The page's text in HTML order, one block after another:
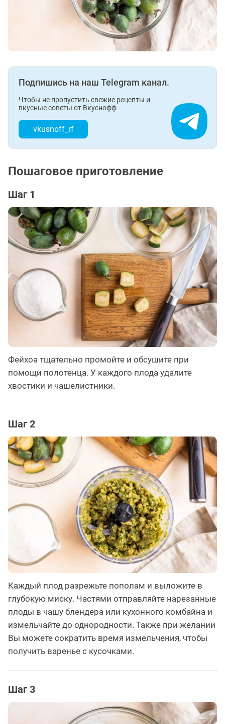
Подпишись на наш Telegram канал.
Чтобы не пропустить свежие рецепты и
вкусные советы от Вкуснофф
vkusnoff_rf
Пошаговое приготовление
Шаг 1
Фейхоа тщательно промойте и обсушите при
помощи полотенца. У каждого плода удалите
хвостики и чашелистники.
Шаг 2
Каждый плод разрежьте пополам и выложите в
глубокую миску. Частями отправляйте нарезанные
плоды в чашу блендера или кухонного комбайна и
измельчайте до однородности. Также при желании
Вы можете сократить время измельчения, чтобы
получить варенье с кусочками.
Шаг 3